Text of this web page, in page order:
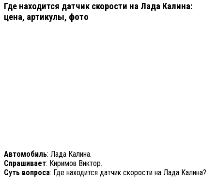
Где находится датчик скорости на Лада Калина:
цена, артикулы, фото
Автомобиль: Лада Калина.
Спрашивает: Киримов Виктор.
Суть вопроса: Где находится датчик скорости на Лада Калина?